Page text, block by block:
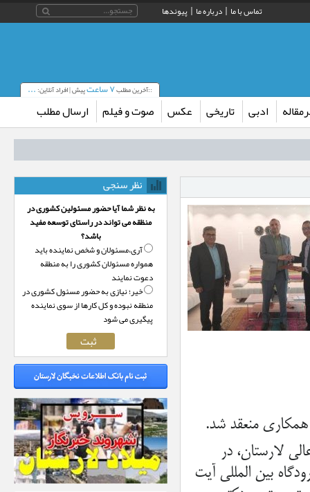
تماس با ما درباره ما پیوندها
::آخرین مطلب۷ ساعت پیش | افراد آنلاین:...
ادبی تاریخی عکس صوت و فیلم ارسال مطلب
همکاری منعقد شد.
لارستان، در
بین المللی آیت
نظر سنجی
به نظر شما آیا حضور مسئولین کشوری در
منظقه می تواند در راستای توسعه مفید
باشد؟
آری،‌مسئولان و شخص نماینده باید
همواره مسئولان کشوری را به منطقه
دعوت نمایند
خیر؛‌ نیازی به حضور مسئول کشوری در
منطقه نبوده و کل کارها از سوی نماینده
پیگیری می شود